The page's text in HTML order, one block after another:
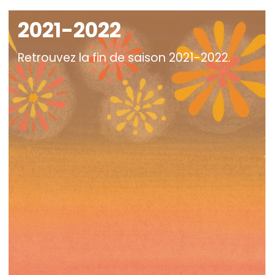
2021-2022
Retrouvez la fin de saison 2021-2022.